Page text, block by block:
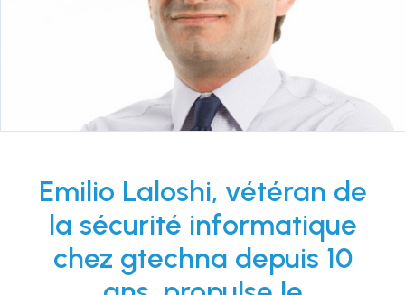
Emilio Laloshi, vétéran de
la sécurité informatique
chez gtechna depuis 10